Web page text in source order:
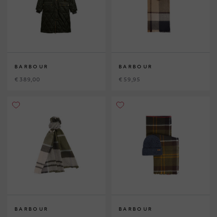
BARBOUR
€ 389,00
BARBOUR
€ 59,95
BARBOUR BARBOUR